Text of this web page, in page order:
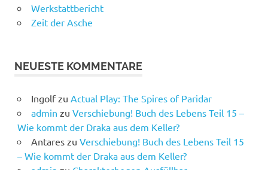
Werkstattbericht
Zeit der Asche
NEUESTE KOMMENTARE
Ingolfzu Actual Play: The Spires of Paridar
admin zu Verschiebung! Buch des Lebens Teil 15 –
Wie kommt der Draka aus dem Keller?
Antareszu Verschiebung! Buch des Lebens Teil 15
– Wie kommt der Draka aus dem Keller?